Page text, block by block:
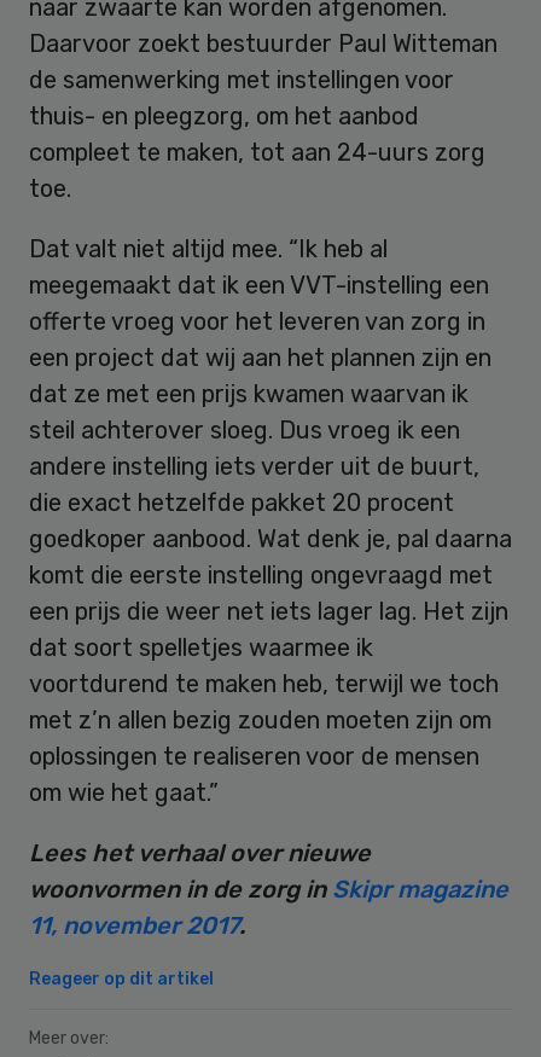
naar zwaarte kan worden afgenomen.
Daarvoor zoekt bestuurder Paul Witteman
de samenwerking met instellingen voor
thuis- en pleegzorg, om het aanbod
compleet te maken, tot aan 24-uurs zorg
toe.
Dat valt niet altijd mee. “Ik heb al
meegemaakt dat ik een VVT-instelling een
offerte vroeg voor het leveren van zorg in
een project dat wij aan het plannen zijn en
dat ze met een prijs kwamen waarvan ik
steil achterover sloeg. Dus vroeg ik een
andere instelling iets verder uit de buurt,
die exact hetzelfde pakket 20 procent
goedkoper aanbood. Wat denk je, pal daarna
komt die eerste instelling ongevraagd met
een prijs die weer net iets lager lag. Het zijn
dat soort spelletjes waarmee ik
voortdurend te maken heb, terwijl we toch
met z’n allen bezig zouden moeten zijn om
oplossingen te realiseren voor de mensen
om wie het gaat.”
Lees het verhaal over nieuwe
woonvormen in de zorg in Skipr magazine
11, november 2017.
Reageer op dit artikel
Meer over: